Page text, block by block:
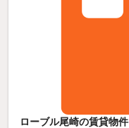
ローブル尾崎の賃貸物件